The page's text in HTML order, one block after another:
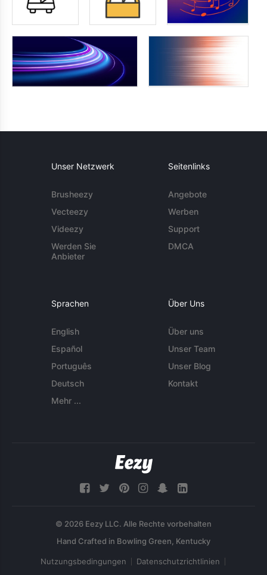
Unser Netzwerk
Brusheezy
Vecteezy
Videezy
Werden Sie
Anbieter
Seitenlinks
Angebote
Werben
Support
DMCA
Sprachen
English
Español
Português
Deutsch
Mehr ...
Über Uns
Über uns
Unser Team
Unser Blog
Kontakt
© 2026 Eezy LLC. Alle Rechte vorbehalten
Nutzungsbedingungen Datenschutzrichtlinien